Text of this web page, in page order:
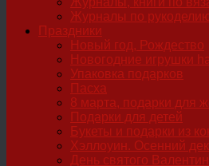
Журналы по
Праздники
Новый год, Рождество
Новогодние игрушки
Упаковка подарков
Пасха
8 марта, подарки для
Подарки для детей
Букеты и подарки из
Хэллоуин. Осенний
День святого